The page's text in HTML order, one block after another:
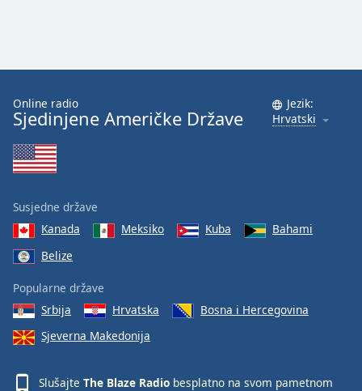
Online radio
Sjedinjene Američke Države
Jezik:
Hrvatski
Susjedne države
Kanada
Meksiko Kuba
Bahami
Belize
Popularne države
Srbija
Hrvatska
Bosna i Hercegovina
Sjeverna Makedonija
Slušajte The Blaze Radio besplatno na svom pametnom